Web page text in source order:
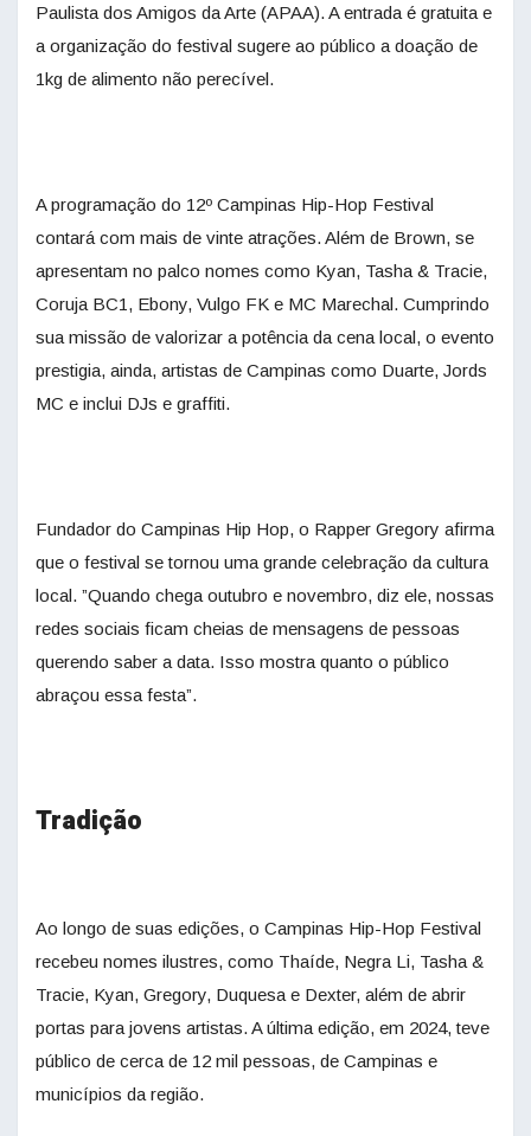
Paulista dos Amigos da Arte (APAA). A entrada é gratuita e
a organização do festival sugere ao público a doação de
1kg de alimento não perecível.
A programação do 12º Campinas Hip-Hop Festival
contará com mais de vinte atrações. Além de Brown, se
apresentam no palco nomes como Kyan, Tasha & Tracie,
Coruja BC1, Ebony, Vulgo FK e MC Marechal. Cumprindo
sua missão de valorizar a potência da cena local, o evento
prestigia, ainda, artistas de Campinas como Duarte, Jords
MC e inclui DJs e graffiti.
Fundador do Campinas Hip Hop, o Rapper Gregory afirma
que o festival se tornou uma grande celebração da cultura
local. ”Quando chega outubro e novembro, diz ele, nossas
redes sociais ficam cheias de mensagens de pessoas
querendo saber a data. Isso mostra quanto o público
abraçou essa festa”.
Tradição
Ao longo de suas edições, o Campinas Hip-Hop Festival
recebeu nomes ilustres, como Thaíde, Negra Li, Tasha &
Tracie, Kyan, Gregory, Duquesa e Dexter, além de abrir
portas para jovens artistas. A última edição, em 2024, teve
público de cerca de 12 mil pessoas, de Campinas e
municípios da região.